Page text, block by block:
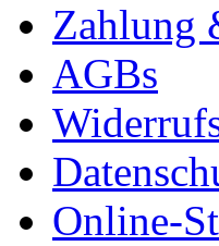
Zahlung
AGBs
Online-